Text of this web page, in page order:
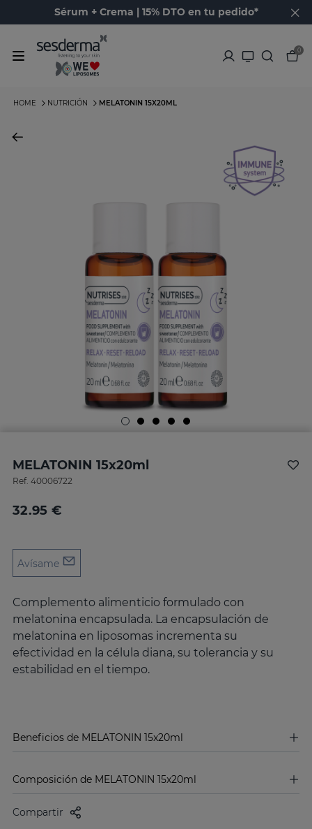
Sérum + Crema | 15% DTO en tu pedido*
0
HOME NUTRICIÓN MELATONIN 15X20ML
MELATONIN 15x20ml
Ref. 40006722
32.95 €
Avísame
Complemento alimenticio formulado con
melatonina encapsulada. La encapsulación de
melatonina en liposomas incrementa su
efectividad en la célula diana, su tolerancia y su
estabilidad en el tiempo.
Beneficios de MELATONIN 15x20ml
Composición de MELATONIN 15x20ml
Compartir